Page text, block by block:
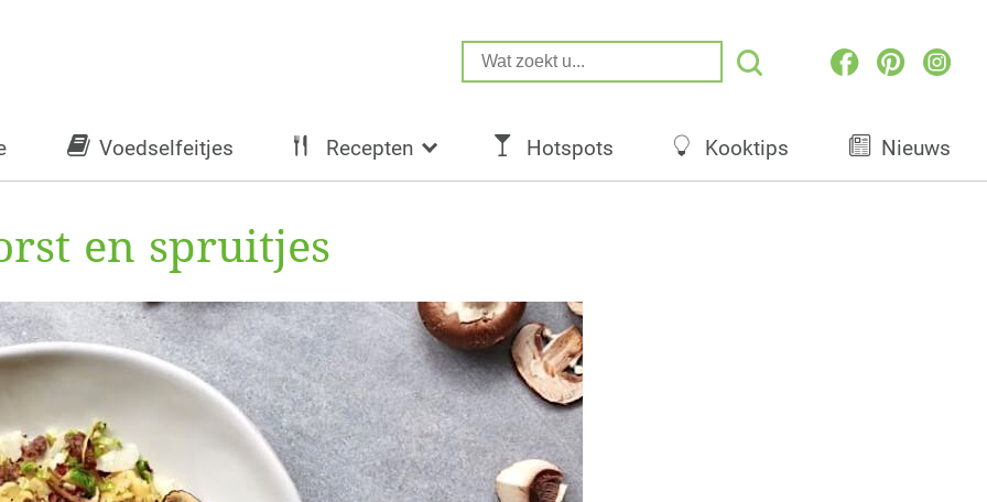
Voedselfeitjes Recepten Hotspots Kooktips Nieuws
en spruitjes